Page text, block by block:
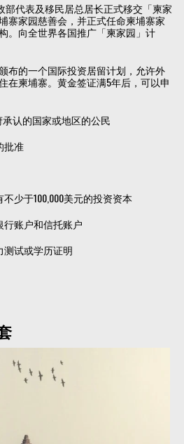
部代表及移民居总居长正式移交「柬家
寨家园慈善会，并正式任命柬埔寨家
。向全世界各国推广「柬家园」计
布的一个国际投资居留计划，允许外
在柬埔寨。黄金签证满5年后，可以申
认的国家或地区的公民
批准
少于100,000美元的投资资本
行账户和信托账户
测试或学历证明